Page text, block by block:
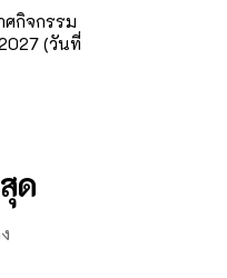
ศกิจกรรม
(วันที่
ด